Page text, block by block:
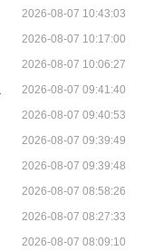
2026-08-07 10:43:03
2026-08-07 10:17:00
2026-08-07 10:06:27
2026-08-07 09:41:40
2026-08-07 09:40:53
2026-08-07 09:39:49
2026-08-07 09:39:48
2026-08-07 08:58:26
2026-08-07 08:27:33
2026-08-07 08:09:10